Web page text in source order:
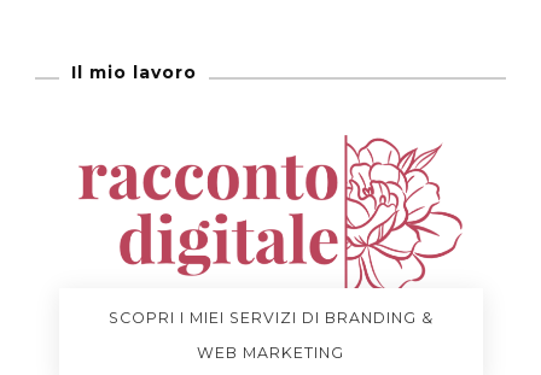
Il mio lavoro
SCOPRI I MIEI SERVIZI DI BRANDING &
WEB MARKETING